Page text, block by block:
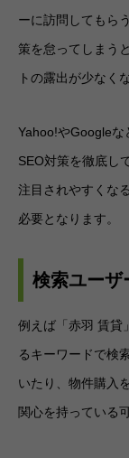
ーに訪問してもら
策を怠ってしまう
トの露出が少なく
Yahoo!やGoogleな
SEO対策を徹底し
注目されやすくな
必要となります。
検索ユーザ
例えば「赤羽 賃貸
るキーワードで検
いたり、物件購入
関心を持っている